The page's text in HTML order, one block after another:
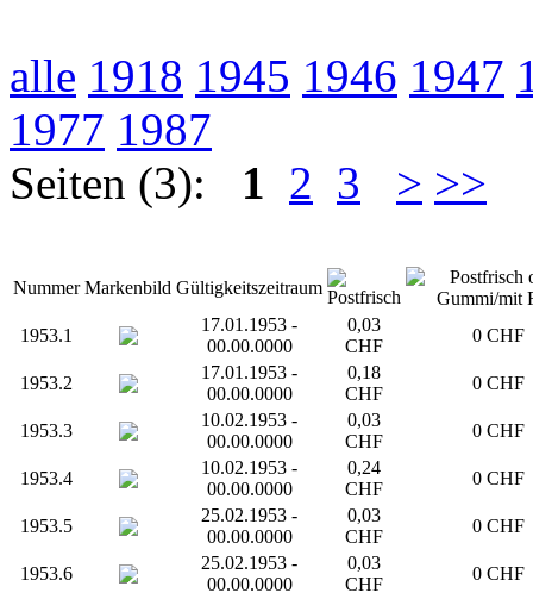
alle 1918 1945 1946 1947
1977 1987
Seiten (3): 1 2 3 > >>
Nummer Markenbild Gültigkeitszeitraum
1953.1
17.01.1953 -
00.00.0000
0,03
CHF
0 CHF
1953.2
17.01.1953 -
00.00.0000
0,18
CHF
0 CHF
1953.3
10.02.1953 -
00.00.0000
0,03
CHF
0 CHF
1953.4
10.02.1953 -
00.00.0000
0,24
CHF
0 CHF
1953.5
25.02.1953 -
00.00.0000
0,03
CHF
0 CHF
1953.6
25.02.1953 -
00.00.0000
0,03
CHF
0 CHF